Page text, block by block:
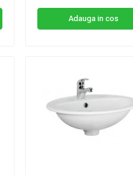
Adauga in cos